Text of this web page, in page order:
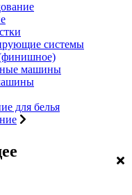
системы
машины
для белья